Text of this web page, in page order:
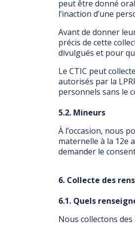
peut être donné
l’inaction d’une
Avant de donner
précis de cette
divulgués et pour
Le CTIC peut
autorisés par la
personnels sans le
5.2. Mineurs
À l’occasion, nous
maternelle à la 12e
demander le
6. Collecte des
6.1. Quels
Nous collectons